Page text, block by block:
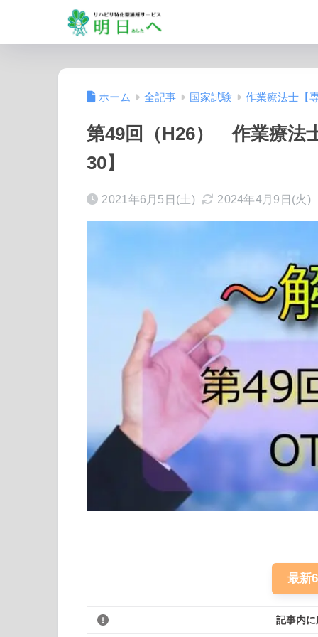
ホーム 全記事 国家試験 作業療法士【
第49回（H26） 作業療法
30】
2021年6月5日(土) 2024年4月9日(火)
最新
記事内